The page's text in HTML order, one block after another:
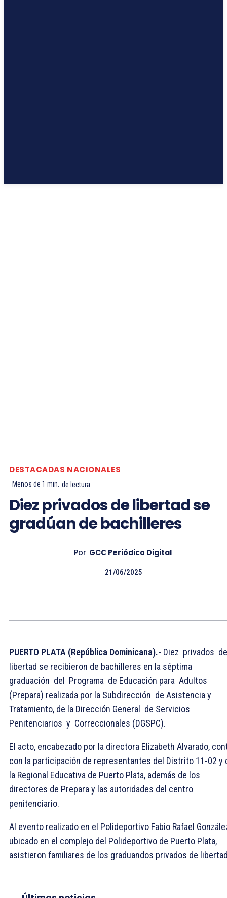
DESTACADAS NACIONALES
Menos de 1 min. de lectura
Diez privados de libertad se
gradúan de bachilleres
Por GCC Periódico Digital
21/06/2025
PUERTO PLATA (República Dominicana).- Diez privados de
libertad se recibieron de bachilleres en la séptima
graduación del Programa de Educación para Adultos
(Prepara) realizada por la Subdirección de Asistencia y
Tratamiento, de la Dirección General de Servicios
Penitenciarios y Correccionales (DGSPC).
El acto, encabezado por la directora Elizabeth Alvarado,
con la participación de representantes del Distrito 11-02 y
la Regional Educativa de Puerto Plata, además de los
directores de Prepara y las autoridades del centro
penitenciario.
Al evento realizado en el Polideportivo Fabio Rafael
ubicado en el complejo del Polideportivo de Puerto Plata,
asistieron familiares de los graduandos privados de